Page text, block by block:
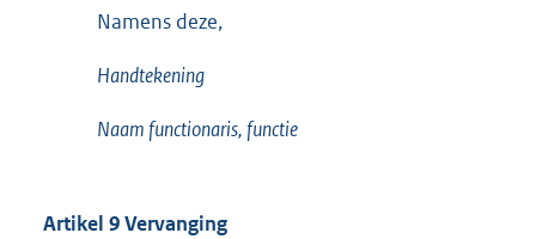
Namens deze,
Handtekening
Naam functionaris, functie
Artikel 9 Vervanging